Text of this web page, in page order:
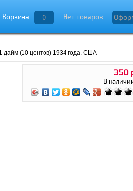
Корзина 0 Нет товаров
дайм (10 центов) 1934 года. США
350
В